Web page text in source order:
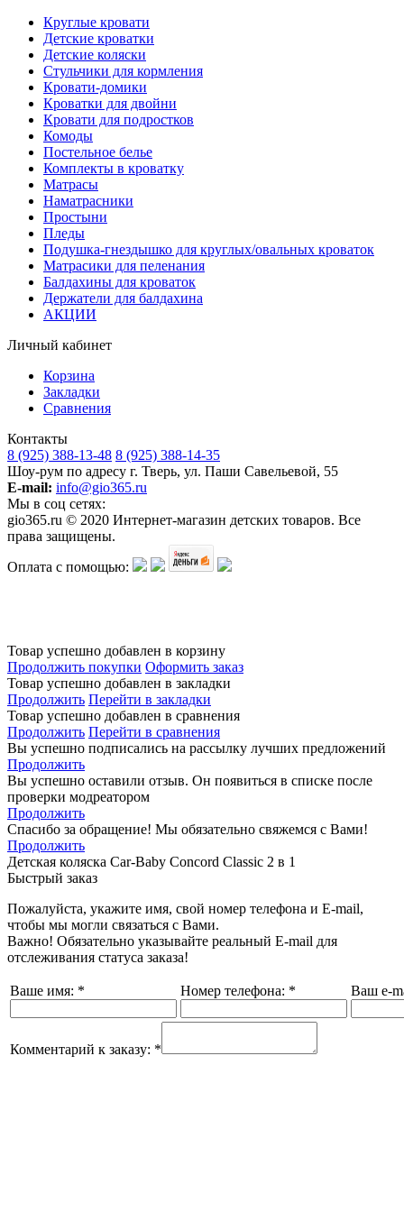
Круглые кровати
Детские кроватки
Детские коляски
Стульчики для кормления
Кровати-домики
Кроватки для двойни
Кровати для подростков
Комоды
Постельное белье
Комплекты в кроватку
Матрасы
Наматрасники
Простыни
Пледы
Подушка-гнездышко для круглых/овальных кроваток
Матрасики для пеленания
Балдахины для кроваток
Держатели для балдахина
АКЦИИ
Личный кабинет
Корзина
Закладки
Сравнения
Контакты
8 (925) 388-13-48 8 (925) 388-14-35
Шоу-рум по адресу г. Тверь, ул. Паши Савельевой, 55
E-mail: info@gio365.ru
Мы в соц сетях:
gio365.ru © 2020 Интернет-магазин детских товаров. Все
права защищены.
Оплата с помощью:
Товар успешно добавлен в корзину
Продолжить покупки Оформить заказ
Товар успешно добавлен в закладки
Продолжить Перейти в закладки
Товар успешно добавлен в сравнения
Продолжить Перейти в сравнения
Вы успешно подписались на рассылку лучших предложений
Продолжить
Вы успешно оставили отзыв. Он появиться в списке после
проверки модреатором
Продолжить
Спасибо за обращение! Мы обязательно свяжемся с Вами!
Продолжить
Детская коляска Car-Baby Concord Classiс 2 в 1
Быстрый заказ
Пожалуйста, укажите имя, свой номер телефона и E-mail,
чтобы мы могли связаться с Вами.
Важно! Обязательно указывайте реальный E-mail для
отслеживания статуса заказа!
Ваше имя: * Номер телефона: * Ваш e-
Комментарий к заказу: *